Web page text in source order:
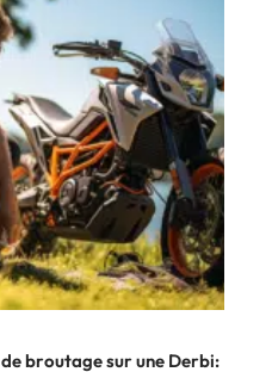
broutage sur une Derbi: